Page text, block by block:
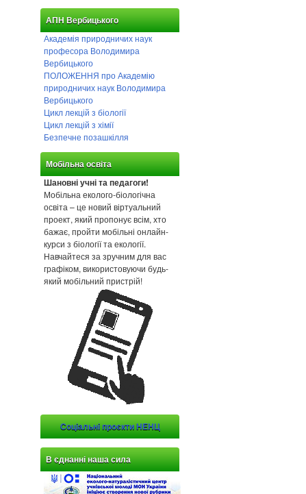
АПН Вербицького
Академія природничих наук
професора Володимира
Вербицького
ПОЛОЖЕННЯ про Академію
природничих наук Володимира
Вербицького
Цикл лекцій з біології
Цикл лекцій з хімії
Безпечне позашкілля
Мобільна освіта
Шановні учні та педагоги!
Мобільна еколого-біологічна
освіта – це новий віртуальний
проект, який пропонує всім, хто
бажає, пройти мобільні онлайн-
курси з біології та екології.
Навчайтеся за зручним для вас
графіком, використовуючи будь-
який мобільний пристрій!
Соціальні проєкти НЕНЦ
В єднанні наша сила